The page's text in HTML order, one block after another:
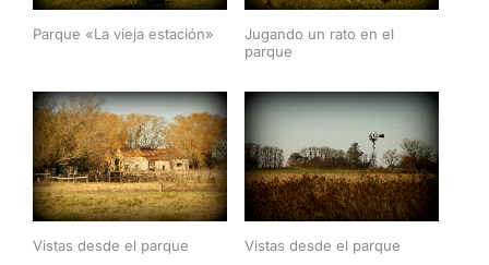
Parque «La vieja estación»
Jugando un rato en el
parque
Vistas desde el parque Vistas desde el parque